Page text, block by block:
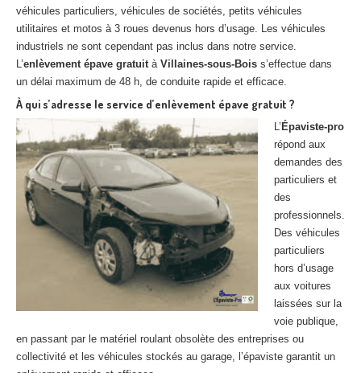
véhicules particuliers, véhicules de sociétés, petits véhicules
utilitaires et motos à 3 roues devenus hors d’usage. Les véhicules
industriels ne sont cependant pas inclus dans notre service.
L’enlèvement épave gratuit à Villaines-sous-Bois s’effectue dans
un délai maximum de 48 h, de conduite rapide et efficace.
À qui s’adresse le service d’enlèvement épave gratuit ?
L’ Épaviste-pro
répond aux
demandes des
particuliers et
des
professionnels.
Des véhicules
particuliers
hors d’usage
aux voitures
laissées sur la
voie publique,
en passant par le matériel roulant obsolète des entreprises ou
collectivité et les véhicules stockés au garage, l’épaviste garantit un